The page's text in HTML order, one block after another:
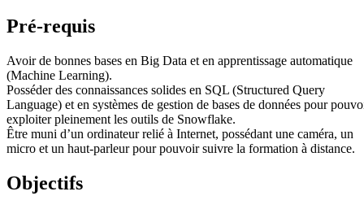
Pré-requis
Avoir de bonnes bases en Big Data et en apprentissage automatique
(Machine Learning).
Posséder des connaissances solides en SQL (Structured Query
Language) et en systèmes de gestion de bases de données pour
exploiter pleinement les outils de Snowflake.
Être muni d’un ordinateur relié à Internet, possédant une caméra, un
micro et un haut-parleur pour pouvoir suivre la formation à distance.
Objectifs